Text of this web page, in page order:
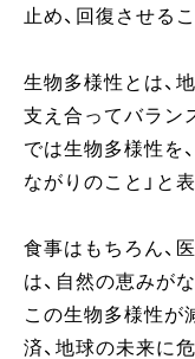
止め、回復させる
生物多様性とは、
支え合ってバラン
では生物多様性を
ながりのこと」と
食事はもちろん、
は、自然の恵みが
この生物多様性が
済、地球の未来に